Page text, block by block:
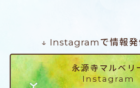
↓ Instagramで情報発
永源寺マルベリ
Instagram